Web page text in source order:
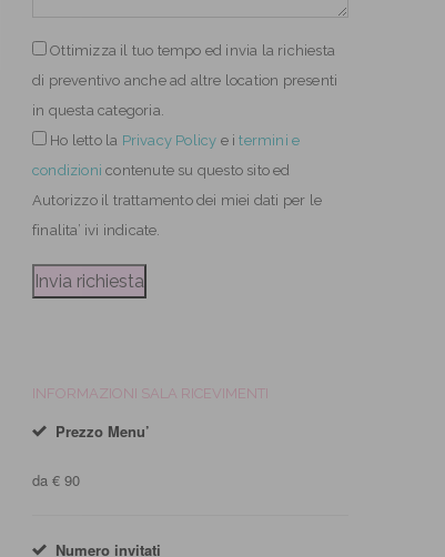
Ottimizza il tuo tempo ed invia la richiesta
di preventivo anche ad altre location presenti
in questa categoria.
Ho letto la Privacy Policy e itermini e
condizioni contenute su questo sito ed
Autorizzo il trattamento dei miei dati per le
finalita’ ivi indicate.
INFORMAZIONI SALA RICEVIMENTI
Prezzo Menu’
da € 90
Numero invitati